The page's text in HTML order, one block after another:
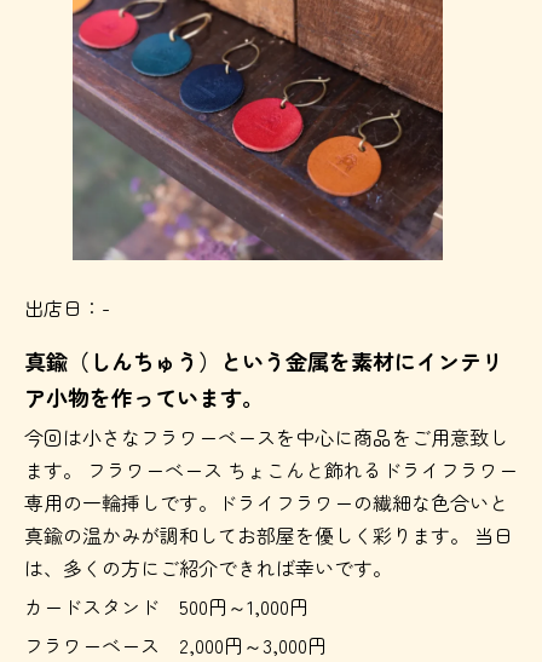
出店日：-
真鍮（しんちゅう）という金属を素材にインテリ
ア小物を作っています。
今回は小さなフラワーベースを中心に商品をご用意致し
ます。 フラワーベース ちょこんと飾れるドライフラワー
専用の一輪挿しです。ドライフラワーの繊細な色合いと
真鍮の温かみが調和してお部屋を優しく彩ります。 当日
は、多くの方にご紹介できれば幸いです。
カードスタンド 500円～1,000円
フラワーベース 2,000円～3,000円